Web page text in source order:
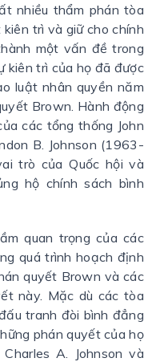
nhiều thẩm phán tòa
trì và giữ cho chính
một vấn đề trong
kiên trì của họ đã được
luật nhân quyền năm
Brown. Hành động
các tổng thống John
B. Johnson (1963-
trò của Quốc hội và
hộ chính sách bình
quan trọng của các
quá trình hoạch định
quyết Brown và các
này. Mặc dù các tòa
tranh đòi bình đẳng
phán quyết của họ
A. Johnson và